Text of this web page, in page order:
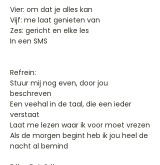
Vier: om dat je alles kan
Vijf: me laat genieten van
Zes: gericht en elke les
In een SMS
Refrein:
Stuur mij nog even, door jou
beschreven
Een veehal in de taal, die een ieder
verstaat
Laat me lezen waar ik voor moet vrezen
Als de morgen begint heb ik jou heel de
nacht al bemind